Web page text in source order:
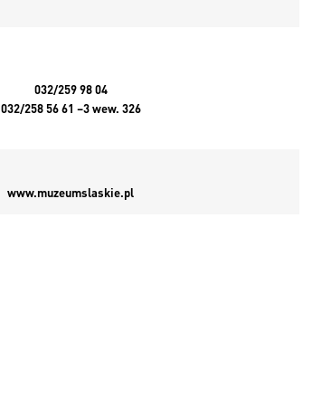
032/259 98 04
032/258 56 61 –3 wew. 326
www.muzeumslaskie.pl